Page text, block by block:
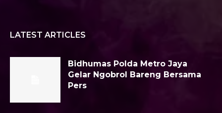
LATEST ARTICLES
Bidhumas Polda Metro Jaya
Gelar Ngobrol Bareng Bersama
Pers